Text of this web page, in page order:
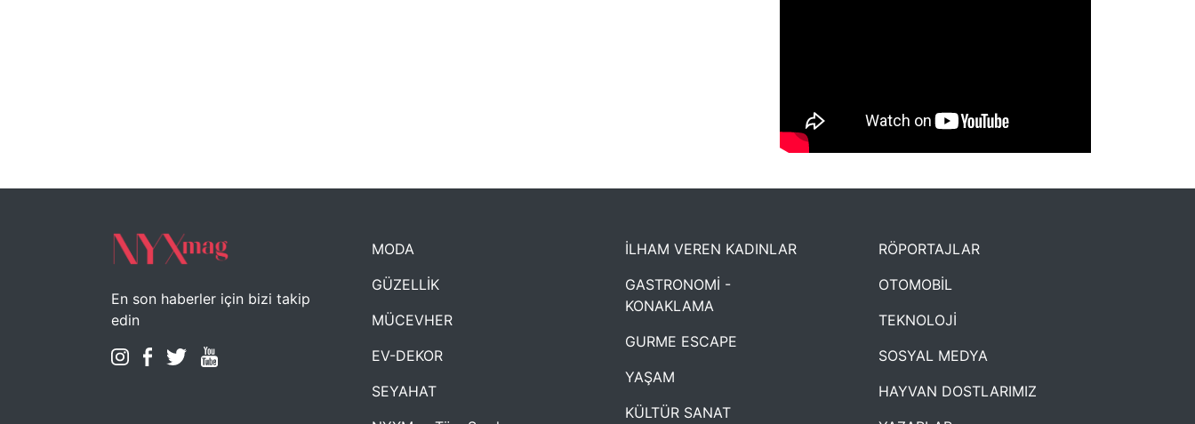
NYXmag 2. Yaş Kutlama Etkinliği
En son haberler için bizi takip
edin
MODA
GÜZELLİK
MÜCEVHER
EV-DEKOR
SEYAHAT
İLHAM VEREN KADINLAR
GASTRONOMİ -
KONAKLAMA
GURME ESCAPE
YAŞAM
KÜLTÜR SANAT
RÖPORTAJLAR
OTOMOBİL
TEKNOLOJİ
SOSYAL MEDYA
HAYVAN DOSTLARIMIZ